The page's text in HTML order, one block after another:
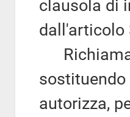
clausola di
dall'articolo
Richiama,
sostituendo
autorizza,